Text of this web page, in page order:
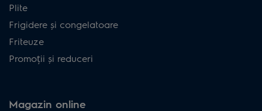
Plite
Frigidere și congelatoare
Friteuze
Promoții și reduceri
Magazin online